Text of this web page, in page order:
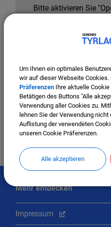
Bitte aktivieren Sie
Cookies
Mehr entdecken
Impressum
Um Ihnen ein optimales
wir auf dieser Webseite Cookies.
Präferenzen Ihre aktuelle
Betätigen des Buttons "Alle
Verwendung aller Cookies zu.
lehnen Sie der Verwendung
Auflistung der verwendeten
unseren Cookie Präferenzen.
Alle akzeptieren